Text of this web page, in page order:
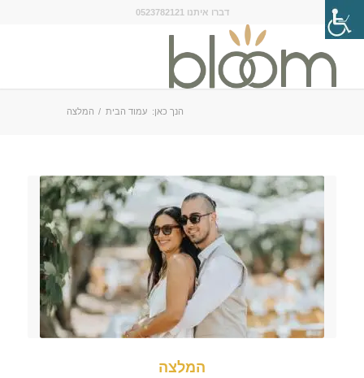
דברו איתנו 0523782121
הנך כאן: עמוד הבית / המלצה
המלצה